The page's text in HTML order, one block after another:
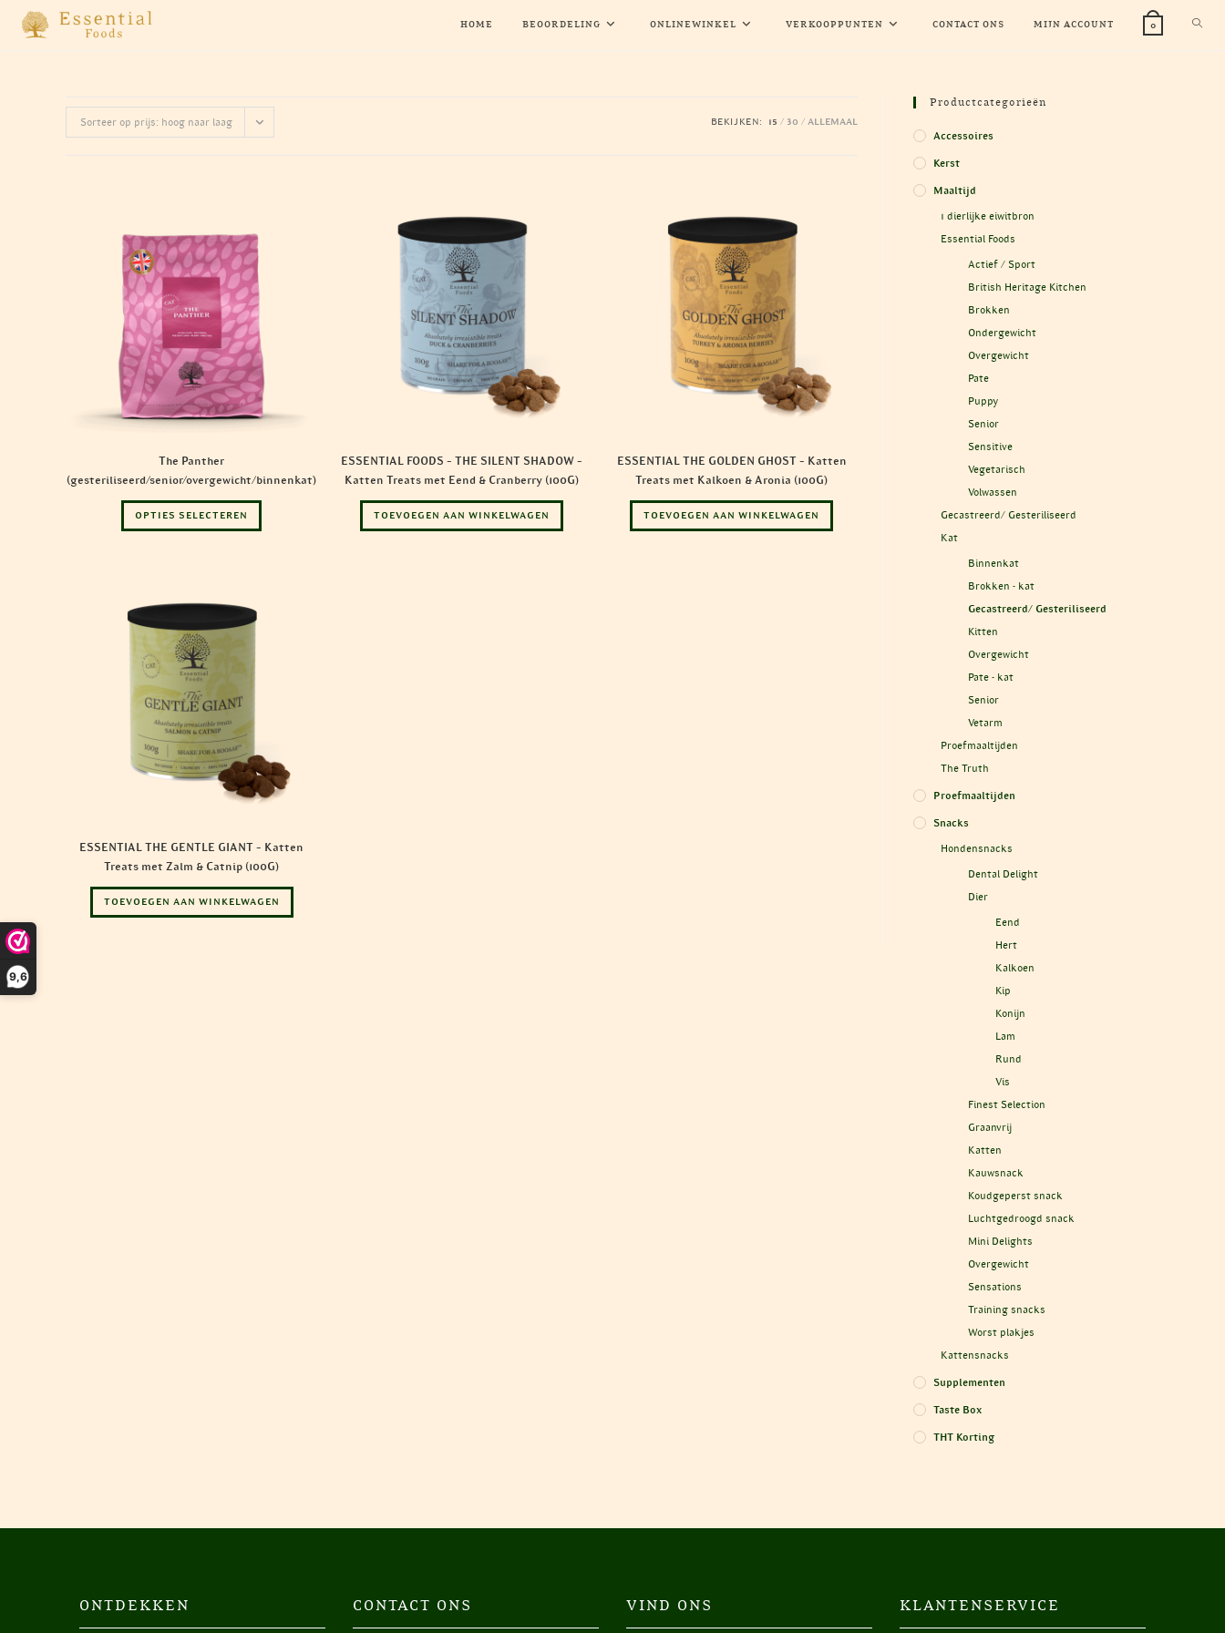
9,6
HOME BEOORDELING ONLINEWINKEL VERKOOPPUNTEN CONTACT ONS MIJN ACCOUNT 0
Sorteer op prijs: hoog naar laag BEKIJKEN: 15 30 ALLEMAAL
The Panther
(gesteriliseerd/senior/overgewicht/binnenkat)
OPTIES SELECTEREN
heeft
ESSENTIAL FOODS – THE SILENT SHADOW –
Katten Treats met Eend & Cranberry (100G)
TOEVOEGEN AAN WINKELWAGEN
ESSENTIAL THE GOLDEN GHOST – Katten
Treats met Kalkoen & Aronia (100G)
TOEVOEGEN AAN WINKELWAGEN
ESSENTIAL THE GENTLE GIANT – Katten
Treats met Zalm & Catnip (100G)
TOEVOEGEN AAN WINKELWAGEN
Productcategorieën
Accessoires
Kerst
Maaltijd
1 dierlijke eiwitbron
Essential Foods
Actief / Sport
British Heritage Kitchen
Brokken
Ondergewicht
Overgewicht
Pate
Puppy
Senior
Sensitive
Vegetarisch
Volwassen
Gecastreerd/ Gesteriliseerd
Kat
Binnenkat
Brokken - kat
Gecastreerd/ Gesteriliseerd
Kitten
Overgewicht
Pate - kat
Senior
Vetarm
Proefmaaltijden
The Truth
Proefmaaltijden
Snacks
Hondensnacks
Dental Delight
Dier
Eend
Hert
Kalkoen
Kip
Konijn
Lam
Rund
Vis
Finest Selection
Graanvrij
Katten
Kauwsnack
Koudgeperst snack
Luchtgedroogd snack
Mini Delights
Overgewicht
Sensations
Training snacks
Worst plakjes
Kattensnacks
Supplementen
Taste Box
THT Korting
ONTDEKKEN CONTACT ONS VIND ONS KLANTENSERVICE